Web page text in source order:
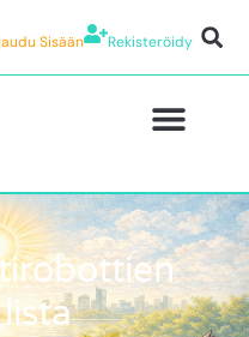
Sisään Rekisteröidy